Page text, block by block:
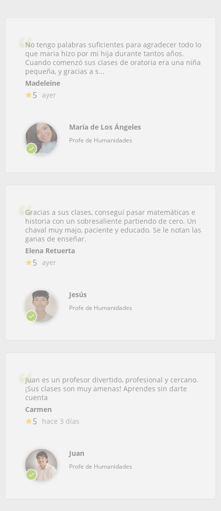
No tengo palabras suficientes para agradecer todo lo
que maria hizo por mi hija durante tantos años.
Cuando comenzó sus clases de oratoria era una niña
pequeña, y gracias a s...
Madeleine
5 ayer
María de Los Ángeles
Profe de Humanidades
Gracias a sus clases, conseguí pasar matemáticas e
historia con un sobresaliente partiendo de cero. Un
chaval muy majo, paciente y educado. Se le notan las
ganas de enseñar.
Elena Retuerta
5 ayer
Jesús
Profe de Humanidades
Juan es un profesor divertido, profesional y cercano.
¡Sus clases son muy amenas! Aprendes sin darte
cuenta
Carmen
5 hace 3 días
Juan
Profe de Humanidades